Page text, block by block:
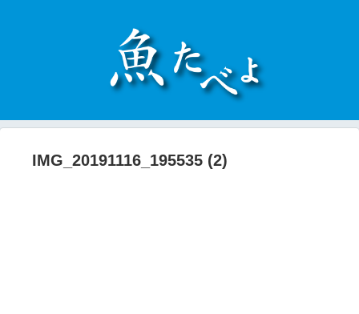
IMG_20191116_195535 (2)